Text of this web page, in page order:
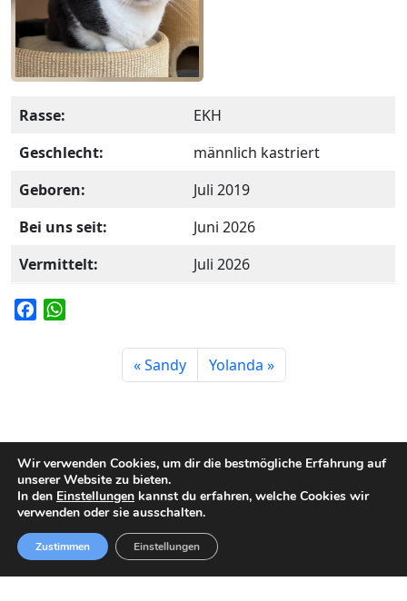
Rasse:
EKH
Geschlecht:
männlich kastriert
Geboren:
Juli 2019
Bei uns seit:
Juni 2026
Vermittelt:
Juli 2026
o
k
p
p
Sandy Yolanda
Impressum Datenschutz So erreichen Sie uns
Wir verwenden Cookies, um dir die bestmögliche Erfahrung auf
unserer Website zu bieten.
In den Einstellungen kannst du erfahren, welche Cookies wir
verwenden oder sie ausschalten.
Zustimmen Einstellungen